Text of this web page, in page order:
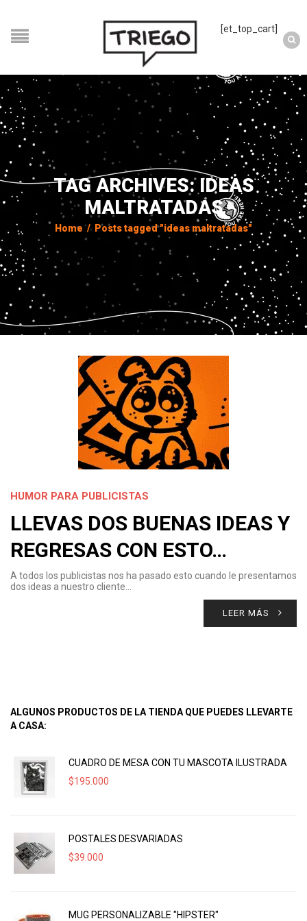
[et_top_cart]
TAG ARCHIVES: IDEAS
MALTRATADAS
Home / Posts tagged "ideas maltratadas"
HUMOR PARA PUBLICISTAS
LLEVAS DOS BUENAS IDEAS Y
REGRESAS CON ESTO…
A todos los publicistas nos ha pasado esto cuando le presentamos
dos ideas a nuestro cliente…
LEER MÁS
ALGUNOS PRODUCTOS DE LA TIENDA QUE PUEDES LLEVARTE
A CASA:
CUADRO DE MESA CON TU MASCOTA ILUSTRADA
$195.000
POSTALES DESVARIADAS
$39.000
MUG PERSONALIZABLE "HIPSTER"